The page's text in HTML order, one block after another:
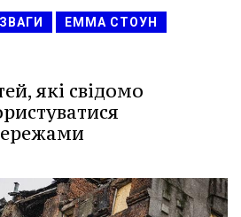
ЕММА СТОУН
які свідомо